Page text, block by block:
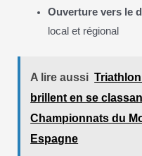
Ouverture vers le
local et régional
A lire aussi
brillent en se
Championnats du
Espagne